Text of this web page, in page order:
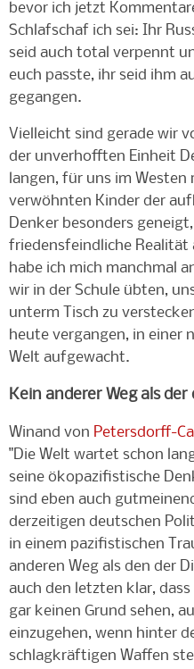
bevor ich jetzt
Schlafschaf ich sei: Ihr
seid auch total verpennt
euch passte, ihr seid ihm
gegangen.
Vielleicht sind gerade wir
der unverhofften Einheit
langen, für uns im
verwöhnten Kinder der
Denker besonders
friedensfeindliche Realität
habe ich mich manchmal
wir in der Schule übten,
unterm Tisch zu
heute vergangen, in einer
Welt aufgewacht.
Kein anderer Weg als
Winand von Petersdorff-
"Die Welt wartet schon
seine ökopazifistische
sind eben auch
derzeitigen deutschen
in einem pazifistischen
anderen Weg als den der
auch den letzten klar,
gar keinen Grund sehen,
einzugehen, wenn hinter
schlagkräftigen Waffen